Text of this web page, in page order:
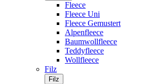
Fleece
Fleece Uni
Fleece Gemustert
Alpenfleece
Baumwollfleece
Teddyfleece
Wollfleece
Filz
Filz